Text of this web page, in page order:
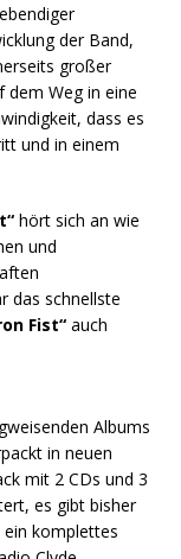
der Band,
großer
dem Weg in eine
dass es
und in einem
hört sich an wie
und
das schnellste
Fist“ auch
Albums
in neuen
mit 2 CDs und 3
es gibt bisher
komplettes